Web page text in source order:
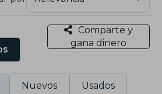
Comparte y
gana dinero
Nuevos Usados